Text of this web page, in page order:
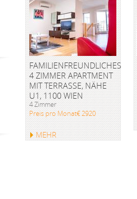
FAMILIENFREUNDLICHES
4 ZIMMER APARTMENT
MIT TERRASSE, NÄHE
U1, 1100 WIEN
4 Zimmer
Preis pro Monat€ 2920
MEHR